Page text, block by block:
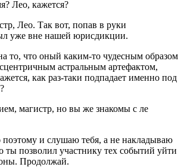
Лео, кажется?
Лео. Так вот, попав в руки
уже вне нашей юрисдикции.
то, что оный каким-то чудесным образом
астральным артефактом,
как раз-таки подпадает именно под
магистр, но вы же знакомы с ле
и слушаю тебя, а не накладываю
ты позволил участнику тех событий уйти
Продолжай.